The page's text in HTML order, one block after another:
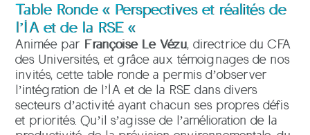
Table Ronde « Perspectives et réalités de
l’IA et de la RSE «
Animée par Françoise Le Vézu, directrice du CFA
des Universités, et grâce aux témoignages de nos
invités, cette table ronde a permis d’observer
l’intégration de l’IA et de la RSE dans divers
secteurs d’activité ayant chacun ses propres défis
et priorités. Qu’il s’agisse de l’amélioration de la